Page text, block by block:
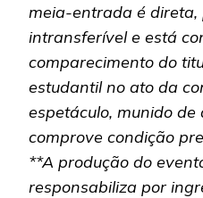
meia-entrada é direta,
intransferível e está
comparecimento do
estudantil no ato da
espetáculo, munido de
comprove condição
**A produção do
responsabiliza por